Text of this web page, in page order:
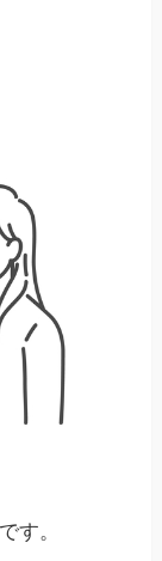
す。